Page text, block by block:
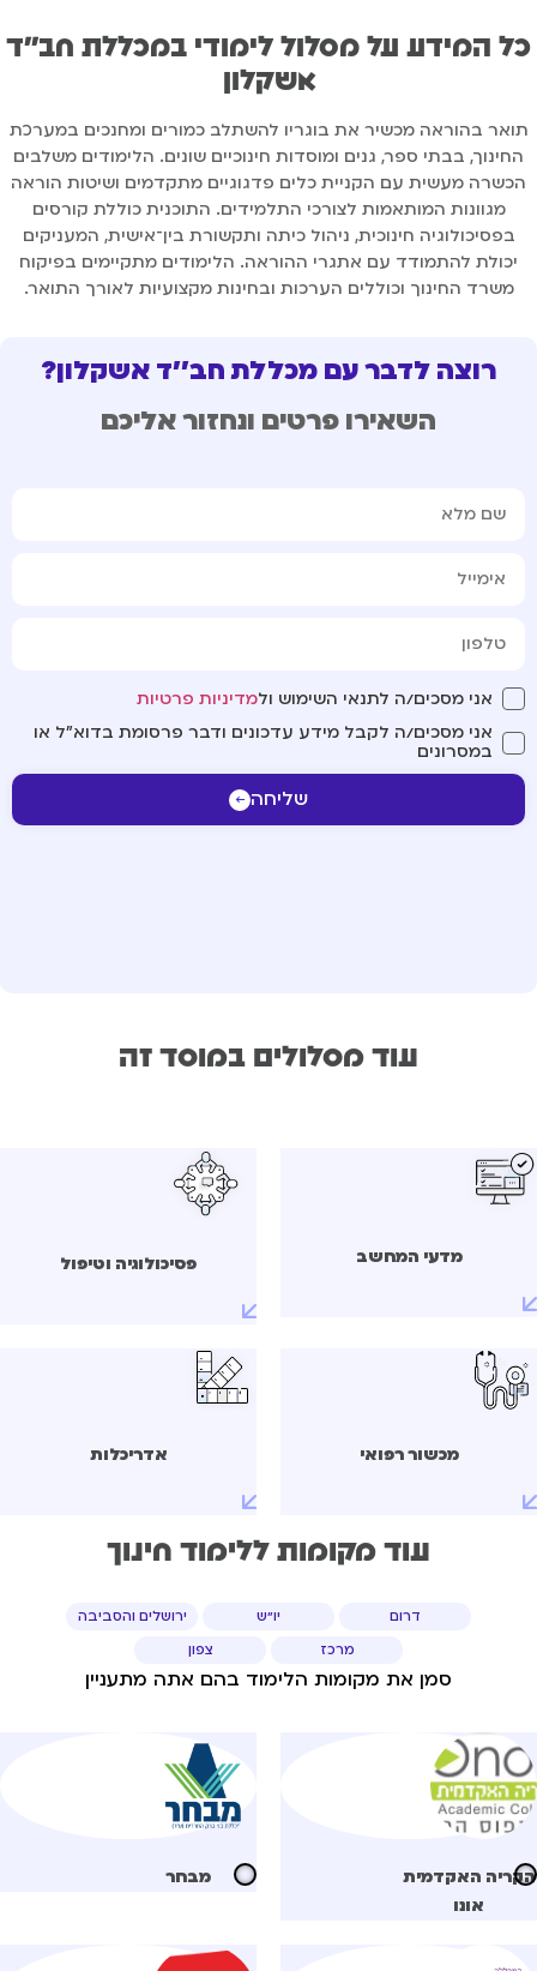
המידע על מסלול לימודי במכללת חב''ד
אשקלון
בהוראה מכשיר את בוגריו להשתלב כמורים ומחנכים במערכת
החינוך, בבתי ספר, גנים ומוסדות חינוכיים שונים. הלימודים משלבים
הכשרה מעשית עם הקניית כלים פדגוגיים מתקדמים ושיטות הוראה
מגוונות המותאמות לצורכי התלמידים. התוכנית כוללת קורסים
בפסיכולוגיה חינוכית, ניהול כיתה ותקשורת בין־אישית, המעניקים
יכולת להתמודד עם אתגרי ההוראה. הלימודים מתקיימים בפיקוח
משרד החינוך וכוללים הערכות ובחינות מקצועיות לאורך התואר.
רוצה לדבר עם מכללת חב''ד אשקלון?
השאירו פרטים ונחזור אליכם
אני מסכים/ה לתנאי השימוש ולמדיניות פרטיות
אני מסכים/ה לקבל מידע עדכונים ודבר פרסומת בדוא"ל או
במסרונים
שליחה
עוד מסלולים במוסד זה
מדעי המחשב פסיכולוגיה וטיפול
מכשור רפואי אדריכלות
עוד מקומות ללימוד חינוך
דרום יו"ש
ירושלים והסביבה
מרכז
צפון
סמן את מקומות הלימוד בהם אתה מתעניין
האקדמית
אונו
מבחר